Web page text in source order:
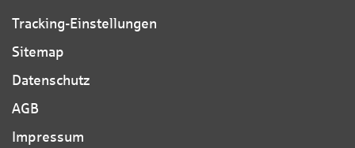
Tracking-Einstellungen
Sitemap
Datenschutz
AGB
Impressum